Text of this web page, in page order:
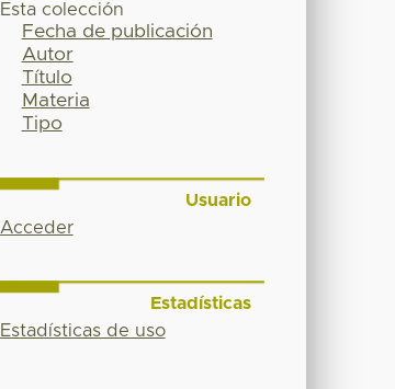
Esta colección
Fecha de publicación
Autor
Título
Materia
Tipo
Usuario
Acceder
Estadísticas
Estadísticas de uso